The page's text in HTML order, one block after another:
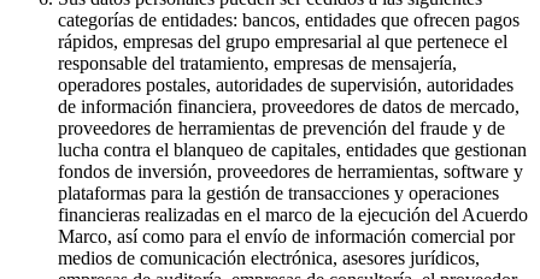
categorías de entidades: bancos, entidades que ofrecen pagos
rápidos, empresas del grupo empresarial al que pertenece el
responsable del tratamiento, empresas de mensajería,
operadores postales, autoridades de supervisión, autoridades
de información financiera, proveedores de datos de mercado,
proveedores de herramientas de prevención del fraude y de
lucha contra el blanqueo de capitales, entidades que gestionan
fondos de inversión, proveedores de herramientas, software y
plataformas para la gestión de transacciones y operaciones
financieras realizadas en el marco de la ejecución del Acuerdo
Marco, así como para el envío de información comercial por
medios de comunicación electrónica, asesores jurídicos,